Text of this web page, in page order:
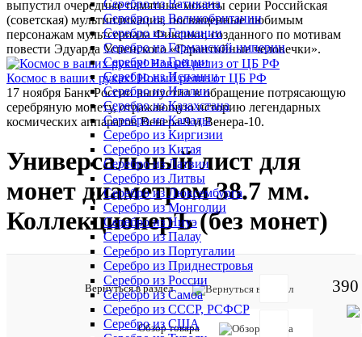
Серебро из Ватикана
Серебро из Великобритании
Серебро из Германии
Серебро из Германской империи
Серебро из Греции
Серебро из Испании
Серебро из Италии
Серебро из Казахстана
Серебро из Канады
Серебро из Киргизии
Серебро из Китая
Серебро из Латвии
Серебро из Литвы
Серебро из Люксембурга
Серебро из Монголии
Серебро из Ниуэ
Серебро из Палау
Серебро из Португалии
Серебро из Приднестровья
Серебро из России
Серебро из Самоа
Серебро из СССР, РСФСР
Серебро из США
выпустил очередные памятные монеты серии Российская
(советская) мультипликация, посвященные любимым
персонажам мультсериала Фиксики, созданного по мотивам
повести Эдуарда Успенского «Гарантийные человечки».
Космос в ваших руках! Новый релиз от ЦБ РФ
17 ноября Банк России выпустил в обращение потрясающую
серебряную монету, отражающую историю легендарных
космических аппаратов Венера-9 и Венера-10.
Универсальный лист для
монет диаметром 38.7 мм.
КоллекционерЪ (без монет)
Вернуться в раздел
Обзор товара